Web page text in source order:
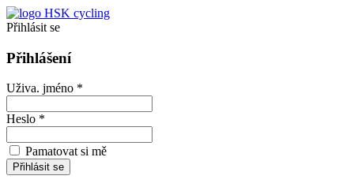
Přihlásit se
Přihlášení
Uživa. jméno *
Heslo *
Pamatovat si mě